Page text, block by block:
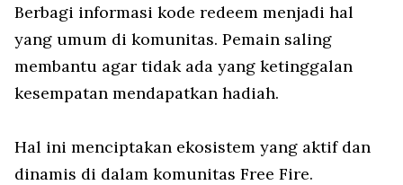
Berbagi informasi kode redeem menjadi hal
yang umum di komunitas. Pemain saling
membantu agar tidak ada yang ketinggalan
kesempatan mendapatkan hadiah.
Hal ini menciptakan ekosistem yang aktif dan
dinamis di dalam komunitas Free Fire.